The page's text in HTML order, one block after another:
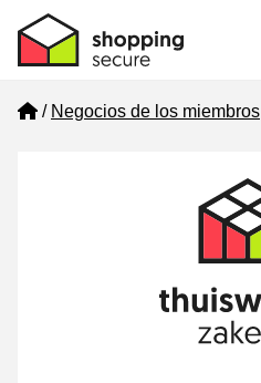
Home
Negocios de los miembros